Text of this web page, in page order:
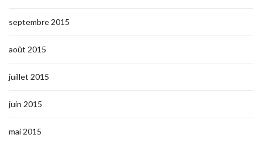
septembre 2015
août 2015
juillet 2015
juin 2015
mai 2015